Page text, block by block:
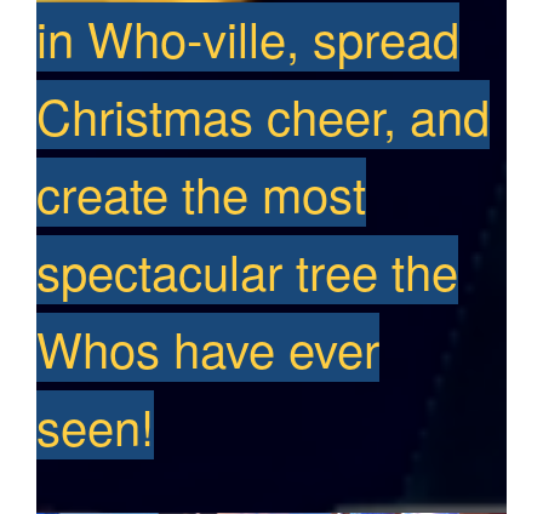
in Who-ville, spread
Christmas cheer, and
create the most
spectacular tree the
Whos have ever
seen!